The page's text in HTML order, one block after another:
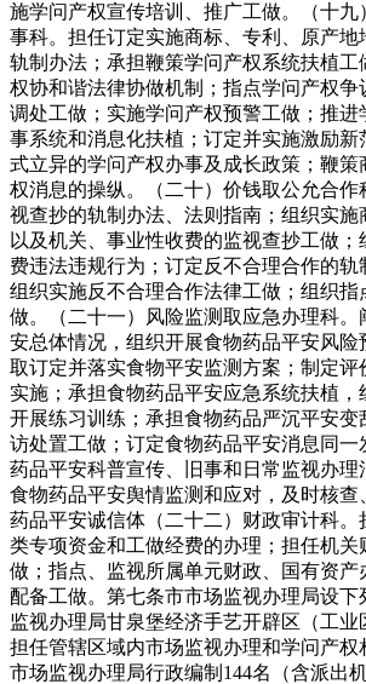
施学问产权宣传培训、推广工做。（十九
事科。担任订定实施商标、专利、原产地
轨制办法；承担鞭策学问产权系统扶植工
权协和谐法律协做机制；指点学问产权争
调处工做；实施学问产权预警工做；推进
事系统和消息化扶植；订定并实施激励新
式立异的学问产权办事及成长政策；鞭策
权消息的操纵。（二十）价钱取公允合作
视查抄的轨制办法、法则指南；组织实施
以及机关、事业性收费的监视查抄工做
费违法违规行为；订定反不合理合作的轨
组织实施反不合理合作法律工做；组织指
做。（二十一）风险监测取应急办理科。
安总体情况，组织开展食物药品平安风险
取订定并落实食物平安监测方案；制定评
实施；承担食物药品平安应急系统扶植
开展练习训练；承担食物药品严沉平安变
访处置工做；订定食物药品平安消息同一
药品平安科普宣传、旧事和日常监视办理
食物药品平安舆情监测和应对，及时核查
药品平安诚信体（二十二）财政审计科。
类专项资金和工做经费的办理；担任机关
做；指点、监视所属单元财政、国有资产
配备工做。第七条市市场监视办理局设下
监视办理局甘泉堡经济手艺开辟区（工业
担任管辖区域内市场监视办理和学问产权
市场监视办理局行政编制144名（含派出